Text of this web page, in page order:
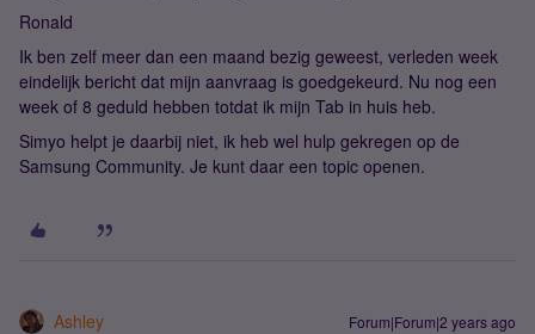
Ronald
Ik ben zelf meer dan een maand bezig geweest, verleden week
eindelijk bericht dat mijn aanvraag is goedgekeurd. Nu nog een
week of 8 geduld hebben totdat ik mijn Tab in huis heb.
Simyo helpt je daarbij niet, ik heb wel hulp gekregen op de
Samsung Community. Je kunt daar een topic openen.
Ashley Forum|Forum|2 years ago